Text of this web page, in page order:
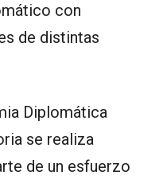
con
de distintas
Diplomática
se realiza
de un esfuerzo